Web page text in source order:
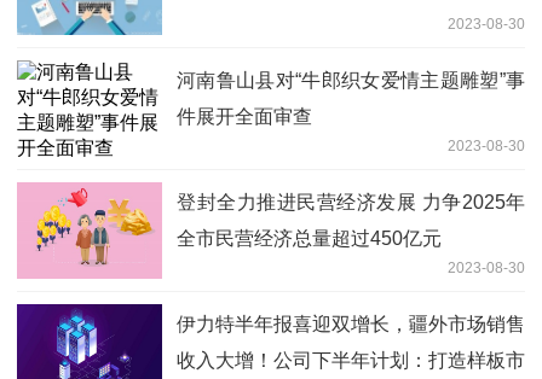
2023-08-30
河南鲁山县对“牛郎织女爱情主题雕塑”事
件展开全面审查
2023-08-30
登封全力推进民营经济发展 力争2025年
全市民营经济总量超过450亿元
2023-08-30
伊力特半年报喜迎双增长，疆外市场销售
收入大增！公司下半年计划：打造样板市